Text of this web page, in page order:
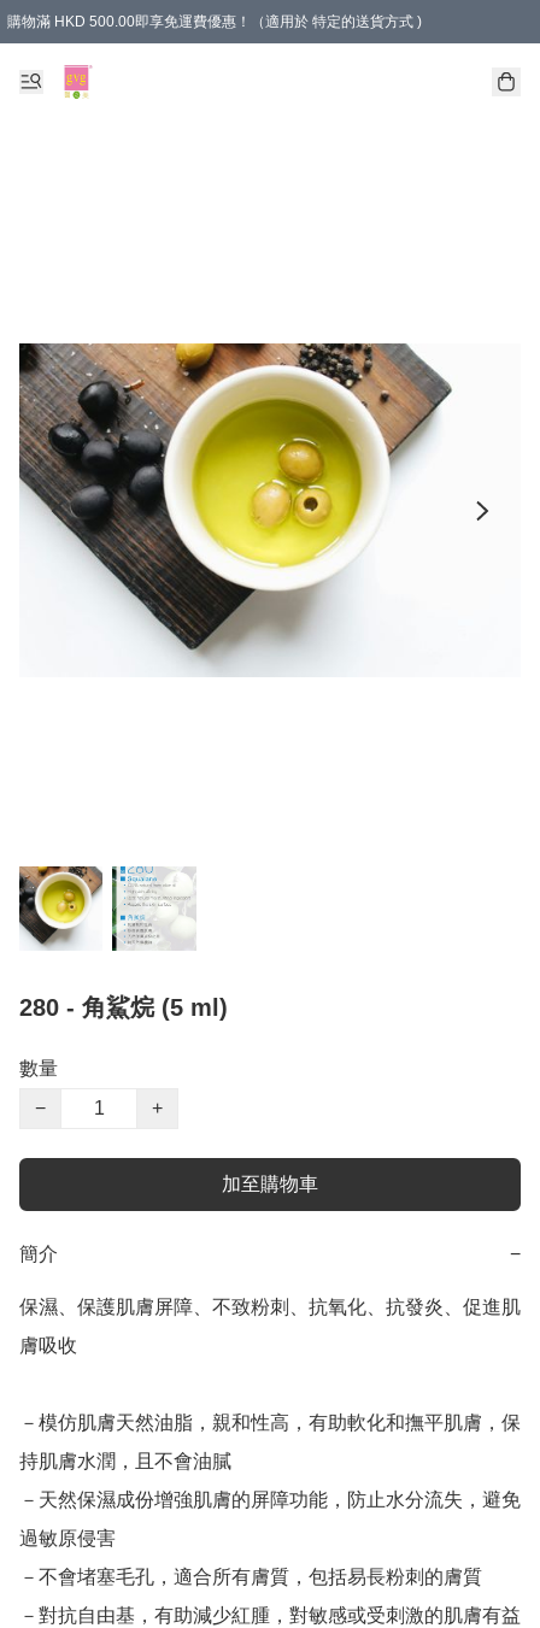
購物滿 HKD 500.00即享免運費優惠！（適用於 特定的送貨方式 )
280 - 角鯊烷 (5 ml)
數量
−
+
加至購物車
簡介 −
保濕、保護肌膚屏障、不致粉刺、抗氧化、抗發炎、促進肌
膚吸收
－模仿肌膚天然油脂，親和性高，有助軟化和撫平肌膚，保
持肌膚水潤，且不會油膩
－天然保濕成份增強肌膚的屏障功能，防止水分流失，避免
過敏原侵害
－不會堵塞毛孔，適合所有膚質，包括易長粉刺的膚質
－對抗自由基，有助減少紅腫，對敏感或受刺激的肌膚有益